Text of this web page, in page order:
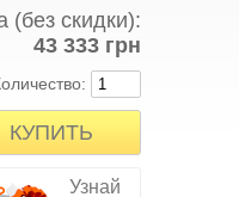
(без скидки):
43 333 грн
Узнай